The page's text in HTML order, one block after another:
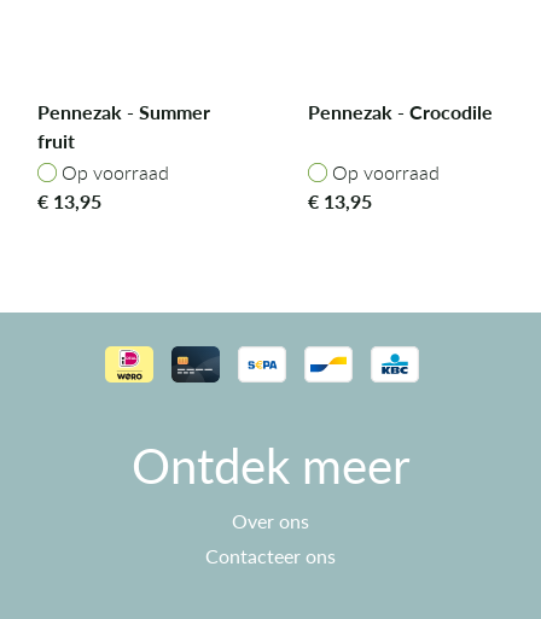
Pennezak - Summer
fruit
Op voorraad
Op voorraad
€ 13,95
Pennezak - Crocodile
Op voorraad
Op voorraad
€ 13,95
Ontdek meer
Over ons
Contacteer ons